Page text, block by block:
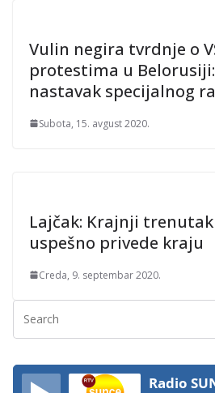
Vulin negira tvrdnje o
protestima u
nastavak specijalnog
Subota, 15. avgust 2020.
Lajčak: Krajnji
uspešno privede kraju
Creda, 9. septembar 2020.
Radio